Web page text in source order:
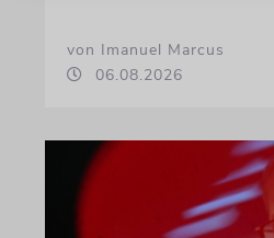
von Imanuel Marcus
06.08.2026